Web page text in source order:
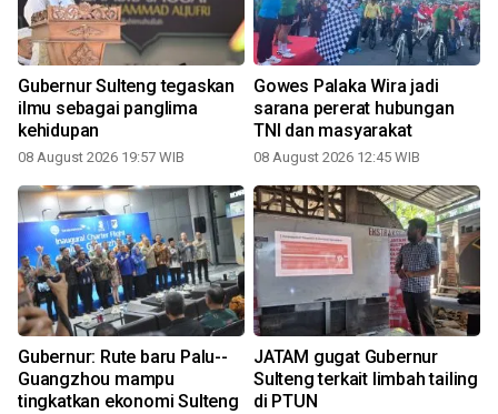
Gubernur Sulteng tegaskan
ilmu sebagai panglima
kehidupan
08 August 2026 19:57 WIB
Gowes Palaka Wira jadi
sarana pererat hubungan
TNI dan masyarakat
08 August 2026 12:45 WIB
Gubernur: Rute baru Palu--
Guangzhou mampu
tingkatkan ekonomi Sulteng
JATAM gugat Gubernur
Sulteng terkait limbah tailing
di PTUN